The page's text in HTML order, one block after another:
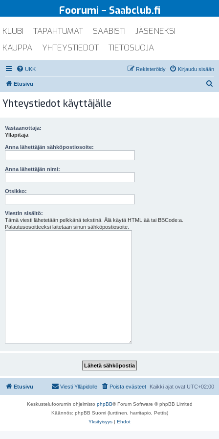
Foorumi – Saabclub.fi
KLUBI TAPAHTUMAT SAABISTI
JÄSENEKSI
KAUPPA
YHTEYSTIEDOT TIETOSUOJA
UKK Kirjaudu sisään
Rekisteröidy
Etusivu
Yhteystiedot käyttäjälle
Vastaanottaja:
Ylläpitäjä
Anna lähettäjän sähköpostiosoite:
Anna lähettäjän nimi:
Otsikko:
Viestin sisältö:
Tämä viesti lähetetään pelkkänä tekstinä. Älä käytä HTML:ää tai BBCode:a.
Palautusosoitteeksi laitetaan sinun sähköpostiosoite.
Etusivu Kaikki ajat ovat UTC+02:00
Poista evästeet
Viesti Ylläpidolle
Keskustelufoorumin ohjelmisto phpBB® Forum Software © phpBB Limited
Käännös: phpBB Suomi (lurttinen, harritapio, Pettis)
Yksityisyys | Ehdot